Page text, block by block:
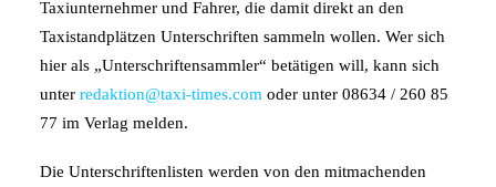
Taxiunternehmer und Fahrer, die damit direkt an den
Taxistandplätzen Unterschriften sammeln wollen. Wer sich
hier als „Unterschriftensammler“ betätigen will, kann sich
unter redaktion@taxi-times.com oder unter 08634 / 260 85
77 im Verlag melden.
Die Unterschriftenlisten werden von den mitmachenden